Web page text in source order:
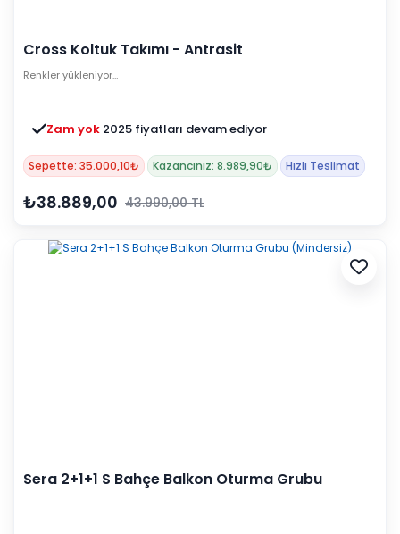
Cross Koltuk Takımı - Antrasit
Renkler yükleniyor…
Zam yok 2025 fiyatları devam ediyor
Sepette: 35.000,10₺ Kazancınız: 8.989,90₺ Hızlı Teslimat
₺38.889,00 43.990,00 TL
Sera 2+1+1 S Bahçe Balkon Oturma Grubu